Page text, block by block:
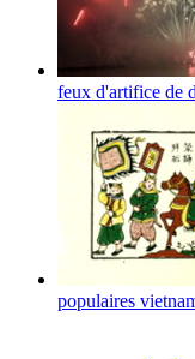
feux d'artifice de
populaires